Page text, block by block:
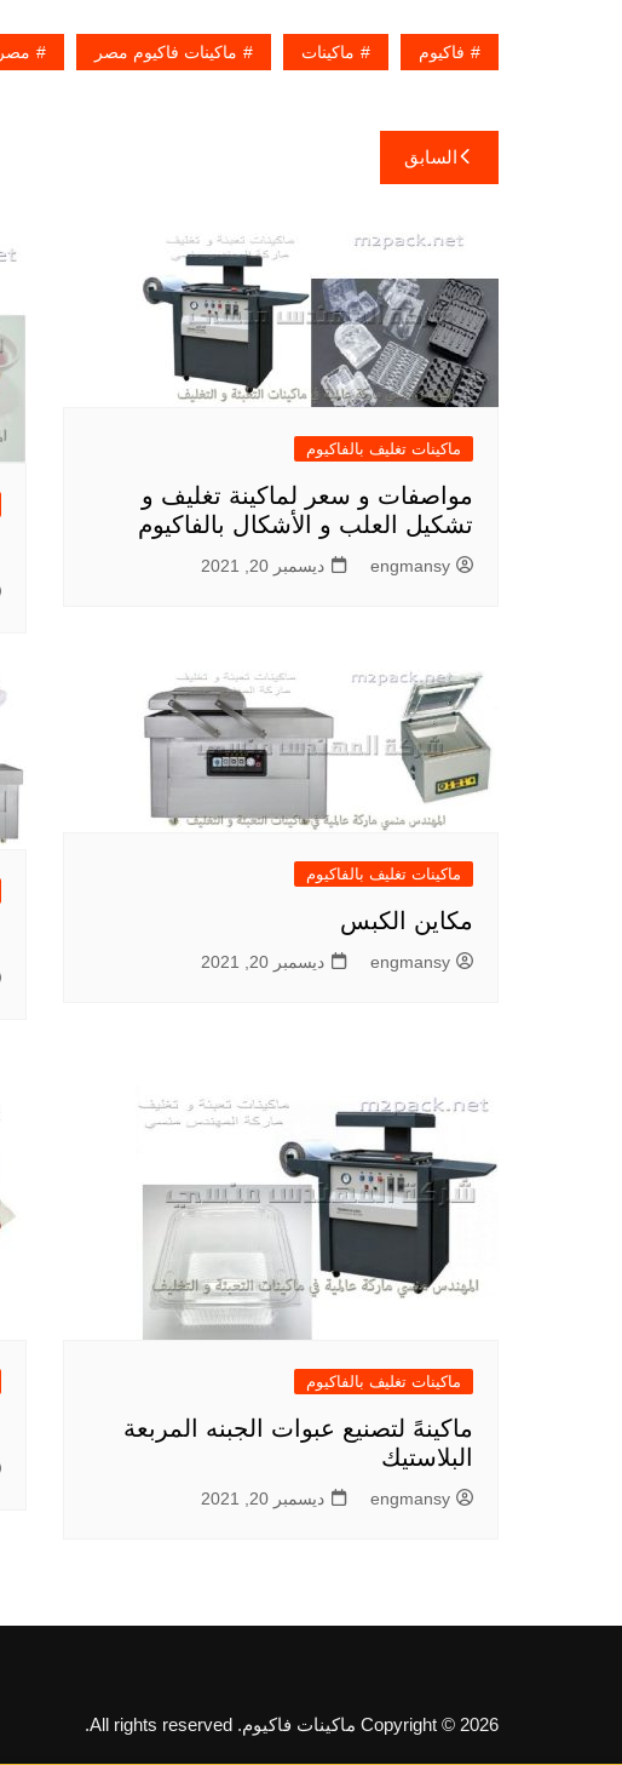
فاكيوم ماكينات ماكينات فاكيوم مصر مصر
تصفّح
المقالات
السابق
ماكينات تغليف بالفاكيوم
مواصفات و سعر لماكينة تغليف و
تشكيل العلب و الأشكال بالفاكيوم
engmansy ديسمبر 20, 2021
ماكينات تغليف بالفاكيوم
مكاين الكبس
engmansy ديسمبر 20, 2021
ماكينات تغليف بالفاكيوم
ماكينهً لتصنيع عبوات الجبنه المربعة
البلاستيك
engmansy ديسمبر 20, 2021
Copyright © 2026 ماكينات فاكيوم. All rights reserved.